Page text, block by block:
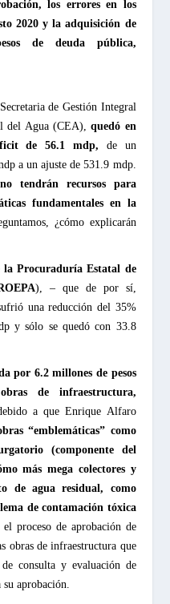
los errores en los
2020 y la adquisición de
de deuda pública,
de Gestión Integral
del Agua (CEA),quedó en
de 56.1 mdp, de un
a un ajuste de 531.9 mdp.
no tendrán recursos para
fundamentales en la
¿cómo explicarán
la Procuraduría Estatal de
), – que de por sí,
una reducción del 35%
y sólo se quedó con 33.8
por 6.2 millones de pesos
de infraestructura,
a que Enrique Alfaro
“emblemáticas” como
(componente del
más mega colectores y
de agua residual, como
de contamación tóxica
el proceso de aprobación de
obras de infraestructura que
consulta y evaluación de
aprobación.